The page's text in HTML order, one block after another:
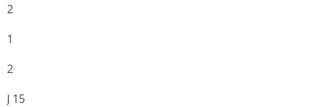
2
1
2
J 15